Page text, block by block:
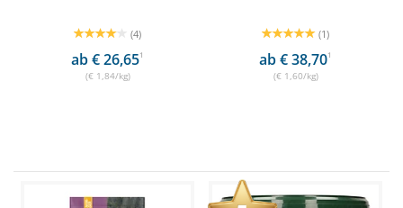
(4)
ab € 26,651
(€ 1,84/kg)
(1)
ab € 38,701
(€ 1,60/kg)